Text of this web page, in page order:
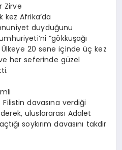
Zirve
kez Afrika’da
duyduğunu
“gökkuşağı
20 sene içinde üç kez
her seferinde güzel
Filistin davasına verdiği
uluslararası Adalet
soykırım davasını takdir